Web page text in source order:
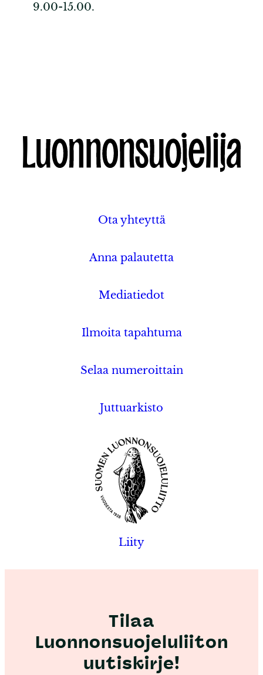
9.00-15.00.
Ota yhteyttä
Anna palautetta
Mediatiedot
Ilmoita tapahtuma
Selaa numeroittain
Juttuarkisto
Liity
Tilaa
Luonnonsuojeluliiton
uutiskirje!